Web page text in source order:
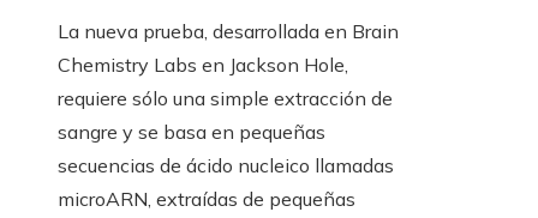
La nueva prueba, desarrollada en Brain
Chemistry Labs en Jackson Hole,
requiere sólo una simple extracción de
sangre y se basa en pequeñas
secuencias de ácido nucleico llamadas
microARN, extraídas de pequeñas